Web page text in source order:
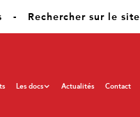
- Rechercher sur le site
Les docs Actualités Contact